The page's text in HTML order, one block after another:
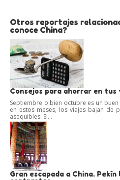
Otros reportajes
conoce China?
Consejos para ahorrar en tus
Septiembre o bien octubre es un
en estos meses, los viajes bajan de
asequibles. Si...
Gran escapada a China.